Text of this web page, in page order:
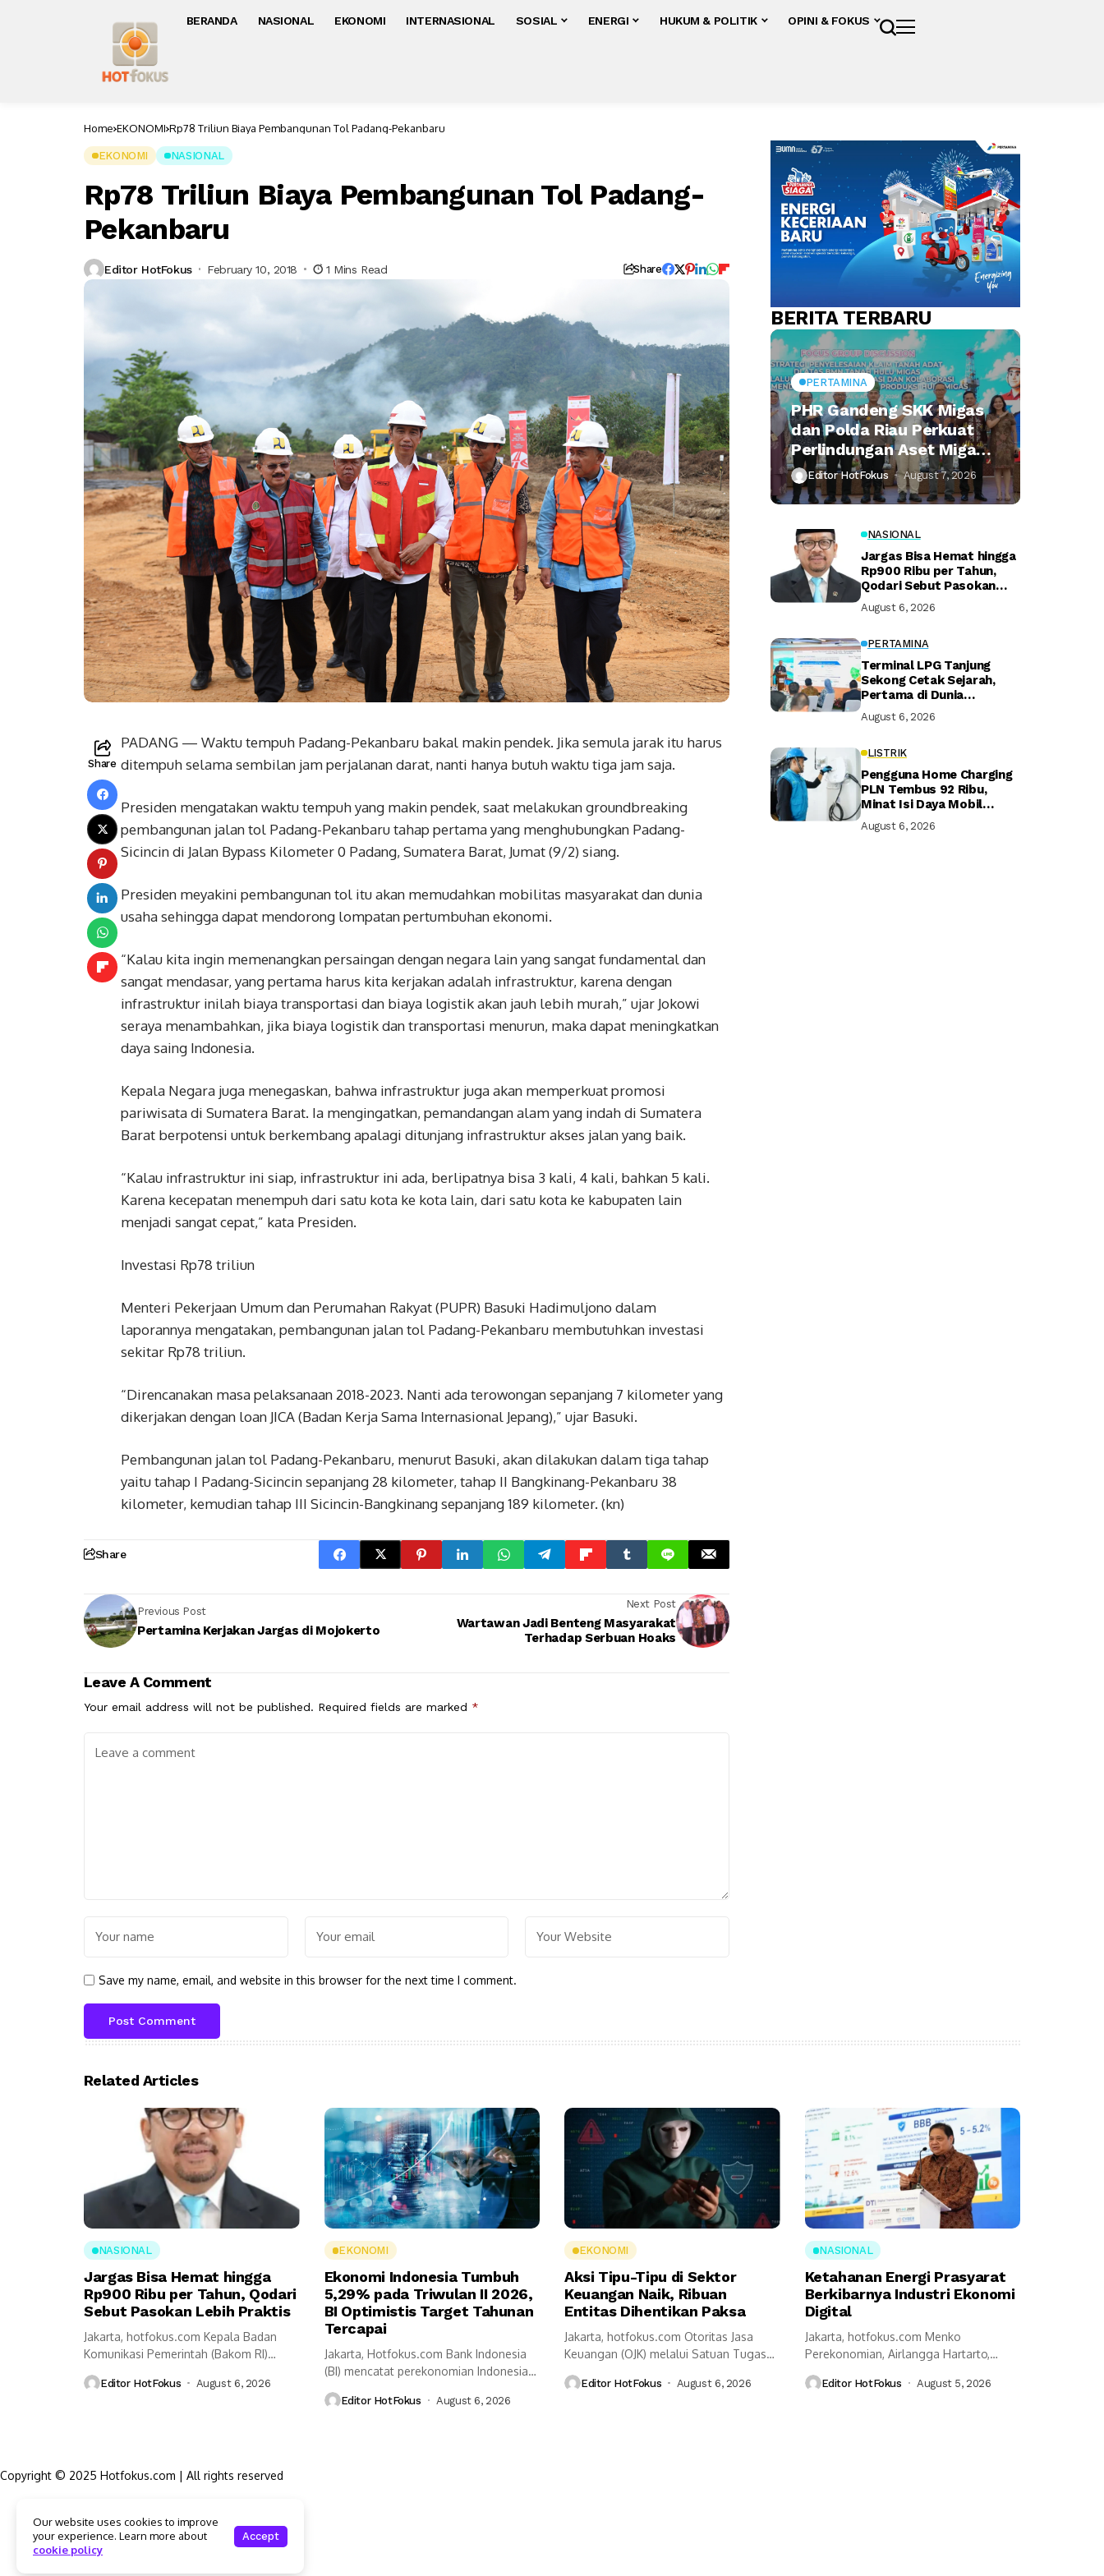
BERANDA NASIONAL EKONOMI INTERNASIONAL SOSIAL ENERGI HUKUM & POLITIK OPINI & FOKUS
Home EKONOMI Rp78 Triliun Biaya Pembangunan Tol Padang-Pekanbaru
EKONOMI NASIONAL
Rp78 Triliun Biaya Pembangunan Tol Padang-
Pekanbaru
Editor HotFokus February 10, 2018 1 Mins Read Share
Share
PADANG — Waktu tempuh Padang-Pekanbaru bakal makin pendek. Jika semula jarak itu harus
ditempuh selama sembilan jam perjalanan darat, nanti hanya butuh waktu tiga jam saja.
Presiden mengatakan waktu tempuh yang makin pendek, saat melakukan groundbreaking
pembangunan jalan tol Padang-Pekanbaru tahap pertama yang menghubungkan Padang-
Sicincin di Jalan Bypass Kilometer 0 Padang, Sumatera Barat, Jumat (9/2) siang.
Presiden meyakini pembangunan tol itu akan memudahkan mobilitas masyarakat dan dunia
usaha sehingga dapat mendorong lompatan pertumbuhan ekonomi.
“Kalau kita ingin memenangkan persaingan dengan negara lain yang sangat fundamental dan
sangat mendasar, yang pertama harus kita kerjakan adalah infrastruktur, karena dengan
infrastruktur inilah biaya transportasi dan biaya logistik akan jauh lebih murah,” ujar Jokowi
seraya menambahkan, jika biaya logistik dan transportasi menurun, maka dapat meningkatkan
daya saing Indonesia.
Kepala Negara juga menegaskan, bahwa infrastruktur juga akan memperkuat promosi
pariwisata di Sumatera Barat. Ia mengingatkan, pemandangan alam yang indah di Sumatera
Barat berpotensi untuk berkembang apalagi ditunjang infrastruktur akses jalan yang baik.
“Kalau infrastruktur ini siap, infrastruktur ini ada, berlipatnya bisa 3 kali, 4 kali, bahkan 5 kali.
Karena kecepatan menempuh dari satu kota ke kota lain, dari satu kota ke kabupaten lain
menjadi sangat cepat,” kata Presiden.
Investasi Rp78 triliun
Menteri Pekerjaan Umum dan Perumahan Rakyat (PUPR) Basuki Hadimuljono dalam
laporannya mengatakan, pembangunan jalan tol Padang-Pekanbaru membutuhkan investasi
sekitar Rp78 triliun.
“Direncanakan masa pelaksanaan 2018-2023. Nanti ada terowongan sepanjang 7 kilometer yang
dikerjakan dengan loan JICA (Badan Kerja Sama Internasional Jepang),” ujar Basuki.
Pembangunan jalan tol Padang-Pekanbaru, menurut Basuki, akan dilakukan dalam tiga tahap
yaitu tahap I Padang-Sicincin sepanjang 28 kilometer, tahap II Bangkinang-Pekanbaru 38
kilometer, kemudian tahap III Sicincin-Bangkinang sepanjang 189 kilometer. (kn)
Share
Previous Post
Pertamina Kerjakan Jargas di Mojokerto
Next Post
Wartawan Jadi Benteng Masyarakat
Terhadap Serbuan Hoaks
Leave A Comment
Your email address will not be published. Required fields are marked *
Save my name, email, and website in this browser for the next time I comment.
BERITA TERBARU
PERTAMINA
PHR Gandeng SKK Migas
dan Polda Riau Perkuat
Perlindungan Aset Migas
Strategis
Editor HotFokus August 7, 2026
NASIONAL
Jargas Bisa Hemat hingga
Rp900 Ribu per Tahun,
Qodari Sebut Pasokan
August 6, 2026
PERTAMINA
Terminal LPG Tanjung
Sekong Cetak Sejarah,
Pertama di Dunia
Terminal
August 6, 2026
LISTRIK
Pengguna Home Charging
PLN Tembus 92 Ribu,
Minat Isi Daya Mobil
Naik
August 6, 2026
Related Articles
NASIONAL
Jargas Bisa Hemat hingga
Rp900 Ribu per Tahun, Qodari
Sebut Pasokan Lebih Praktis
Jakarta, hotfokus.com Kepala Badan
Komunikasi Pemerintah (Bakom RI)
sejumlah...
Editor HotFokus August 6, 2026
EKONOMI
Ekonomi Indonesia Tumbuh
5,29% pada Triwulan II 2026,
BI Optimistis Target Tahunan
Tercapai
Jakarta, Hotfokus.com Bank Indonesia
(BI) mencatat perekonomian Indonesia
Editor HotFokus August 6, 2026
EKONOMI
Aksi Tipu-Tipu di Sektor
Keuangan Naik, Ribuan
Entitas Dihentikan Paksa
Jakarta, hotfokus.com Otoritas Jasa
Keuangan (OJK) melalui Satuan Tugas
Editor HotFokus August 6, 2026
NASIONAL
Ketahanan Energi Prasyarat
Berkibarnya Industri Ekonomi
Digital
Jakarta, hotfokus.com Menko
Perekonomian, Airlangga Hartarto,
prasyarat utama...
Editor HotFokus August 5, 2026
Copyright © 2025 Hotfokus.com | All rights reserved
Struktur Organisasi
Kode Etik Jurnalistik
Pedoman Pemberitaan Media Siber
Our website uses cookies to improve
your experience. Learn more about
cookie policy
Accept